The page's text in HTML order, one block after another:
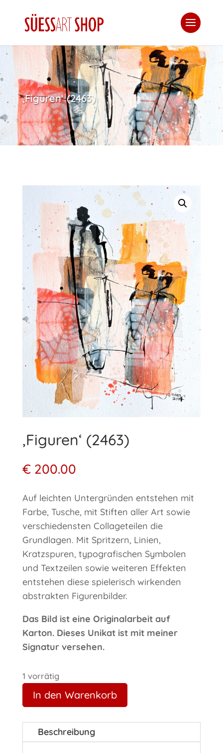
‚Figuren‘ (2463)
‚Figuren‘ (2463)
€200.00
Auf leichten Untergründen entstehen mit
Farbe, Tusche, mit Stiften aller Art sowie
verschiedensten Collageteilen die
Grundlagen. Mit Spritzern, Linien,
Kratzspuren, typografischen Symbolen
und Textzeilen sowie weiteren Effekten
entstehen diese spielerisch wirkenden
abstrakten Figurenbilder.
Das Bild ist eine Originalarbeit auf
Karton. Dieses Unikat ist mit meiner
Signatur versehen.
1 vorrätig
In den Warenkorb
Beschreibung